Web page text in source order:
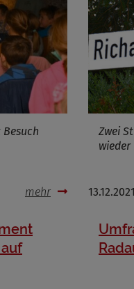
mehr
Zwei
13.12.2021